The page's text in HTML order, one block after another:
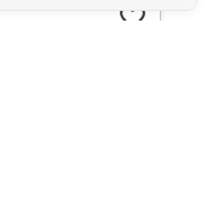
favorite_border